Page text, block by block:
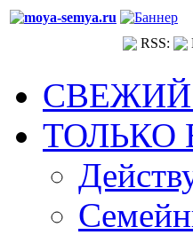
RSS:
ТОЛЬКО